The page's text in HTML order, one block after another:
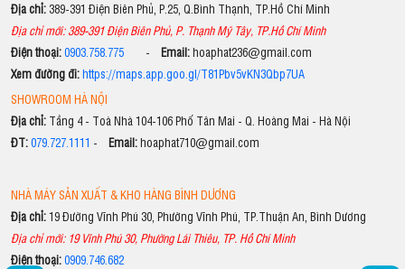
Địa chỉ: 389-391 Điện Biên Phủ, P.25, Q.Bình Thạnh, TP.Hồ Chí Minh
Địa chỉ mới: 389-391 Điện Biên Phủ, P. Thạnh Mỹ Tây, TP.Hồ Chí Minh
Điện thoại:0903.758.775- Email:hoaphat236@gmail.com
Xem đường đi:https://maps.app.goo.gl/T81Pbv5vKN3Qbp7UA
SHOWROOM HÀ NỘI
Địa chỉ:Tầng 4 - Toà Nhà 104-106 Phố Tân Mai - Q. Hoàng Mai - Hà Nội
ĐT:079.727.1111 - Email:hoaphat710@gmail.com
NHÀ MÁY SẢN XUẤT & KHO HÀNG BÌNH DƯƠNG
Địa chỉ:19 Đường Vĩnh Phú 30, Phường Vĩnh Phú, TP.Thuận An, Bình Dương
Địa chỉ mới: 19 Vĩnh Phú 30, Phường Lái Thiêu, TP. Hồ Chí Minh
Điện thoại:0909.746.682